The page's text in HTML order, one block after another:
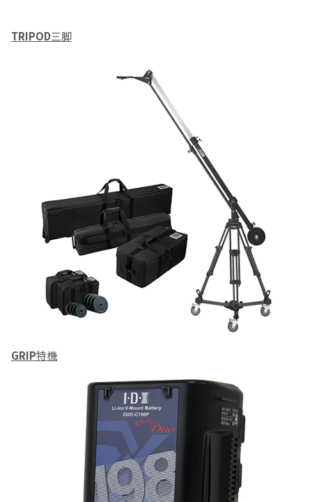
TRIPOD三脚
GRIP特機